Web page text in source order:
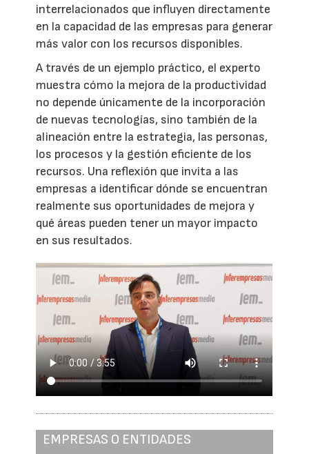
interrelacionados que influyen directamente
en la capacidad de las empresas para generar
más valor con los recursos disponibles.
A través de un ejemplo práctico, el experto
muestra cómo la mejora de la productividad
no depende únicamente de la incorporación
de nuevas tecnologías, sino también de la
alineación entre la estrategia, las personas,
los procesos y la gestión eficiente de los
recursos. Una reflexión que invita a las
empresas a identificar dónde se encuentran
realmente sus oportunidades de mejora y
qué áreas pueden tener un mayor impacto
en sus resultados.
EMPRESAS O ENTIDADES